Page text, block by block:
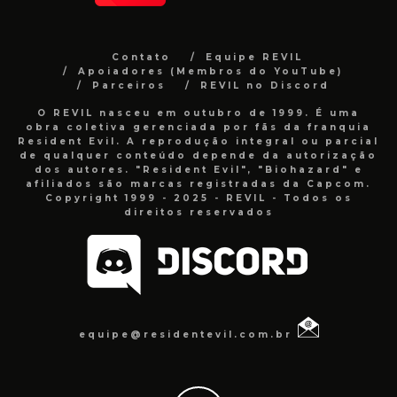
Contato
Equipe REVIL
Apoiadores (Membros do YouTube)
Parceiros
REVIL no Discord
O REVIL nasceu em outubro de 1999. É uma
obra coletiva gerenciada por fãs da franquia
Resident Evil. A reprodução integral ou parcial
de qualquer conteúdo depende da autorização
dos autores. "Resident Evil", "Biohazard" e
afiliados são marcas registradas da Capcom.
Copyright 1999 - 2025 - REVIL - Todos os
direitos reservados
equipe@residentevil.com.br